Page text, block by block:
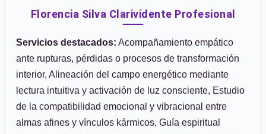
Florencia Silva Clarividente Profesional
Servicios destacados: Acompañamiento empático
ante rupturas, pérdidas o procesos de transformación
interior, Alineación del campo energético mediante
lectura intuitiva y activación de luz consciente, Estudio
de la compatibilidad emocional y vibracional entre
almas afines y vínculos kármicos, Guía espiritual